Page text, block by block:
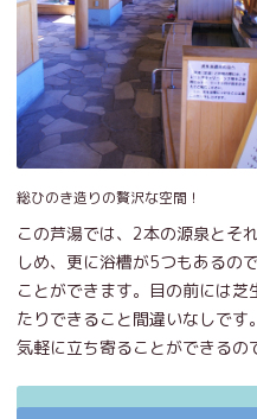
総ひのき造りの贅沢な空間！
この芦湯では、2本の源泉とそ
しめ、更に浴槽が5つもあるの
ことができます。目の前には
たりできること間違いなしです。
気軽に立ち寄ることができるの